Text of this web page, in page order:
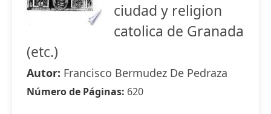
ciudad y religion
catolica de Granada
(etc.)
Autor: Francisco Bermudez De Pedraza
Número de Páginas: 620